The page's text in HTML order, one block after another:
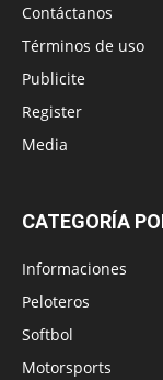
Contáctanos
Términos de uso
Publicite
Register
Media
CATEGORÍA
Informaciones
Peloteros
Softbol
Motorsports